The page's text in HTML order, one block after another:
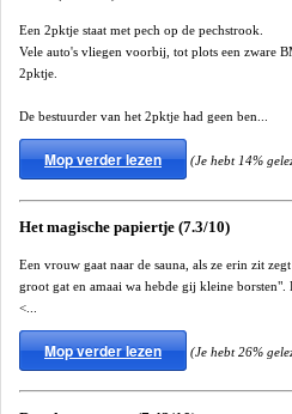
Een 2pktje staat met pech op de pechstrook.
Vele auto's vliegen voorbij, tot plots een zware
2pktje.
De bestuurder van het 2pktje had geen ben...
Mop verder lezen (Je hebt 14%
Het magische papiertje (7.3/10)
Een vrouw gaat naar de sauna, als ze erin zit
groot gat en amaai wa hebde gij kleine
<...
Mop verder lezen (Je hebt 26%